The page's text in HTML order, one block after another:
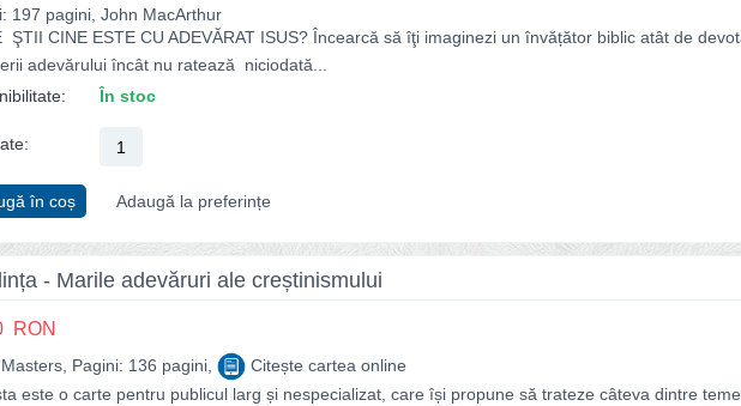
197 pagini, John MacArthur
ŞTII CINE ESTE CU ADEVĂRAT ISUS? Încearcă să îţi imaginezi un învățător biblic atât de
adevărului încât nu ratează niciodată...
În stoc
în coș Adaugă la preferințe
- Marile adevăruri ale creștinismului
RON
Pagini: 136 pagini,
Citește cartea online
este o carte pentru publicul larg și nespecializat, care își propune să trateze câteva dintre